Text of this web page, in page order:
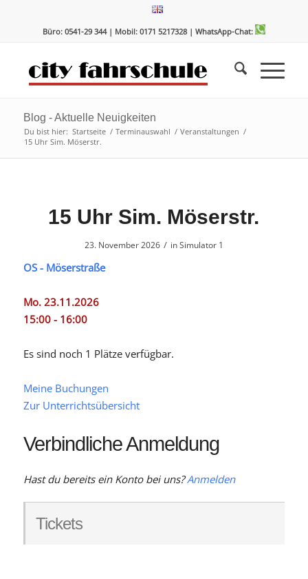
Büro: 0541-29 344 | Mobil: 0171 5217328 | WhatsApp-Chat:
Blog - Aktuelle Neuigkeiten
Du bist hier: Startseite / Terminauswahl / Veranstaltungen /
15 Uhr Sim. Möserstr.
15 Uhr Sim. Möserstr.
23. November 2026 / inSimulator 1
OS - Möserstraße
Mo. 23.11.2026
15:00 - 16:00
Es sind noch 1 Plätze verfügbar.
Meine Buchungen
Zur Unterrichtsübersicht
Verbindliche Anmeldung
Hast du bereits ein Konto bei uns?Anmelden
Tickets